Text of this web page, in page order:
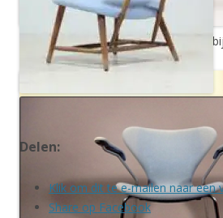
Stoel 703 van Kho Liang Ie. Te koop bij
Flatland Design. Prijs 485 euro.
bij Bloomberry. Prijs op aanvraag.
Delen:
Klik om dit te e-mailen naar een
Share op Facebook